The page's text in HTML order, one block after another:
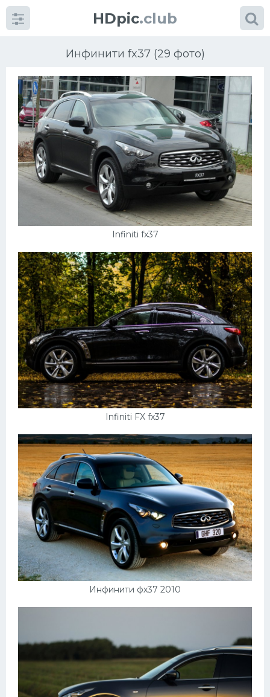
HDpic.club
Инфинити fx37 (29 фото)
Infiniti fx37
Infiniti FX fx37
Инфинити фх37 2010
Категории
Разное
Красивые фото машин
Ниссан
Пежо
Ауди
Гараж
Русские авто
Вольво
БМВ
Сузуки
Мерседес
Фольксваген
Лексус
Дэу
Скания
Форд
Кавасаки